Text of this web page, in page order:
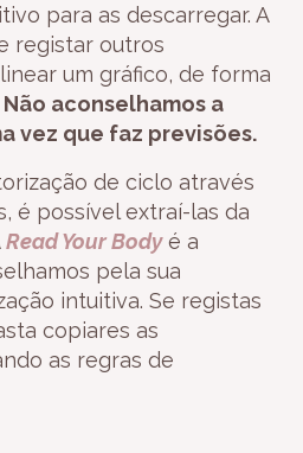
para as descarregar. A
registar outros
um gráfico, de forma
Não aconselhamos a
vez que faz previsões.
de ciclo através
é possível extraí-las da
Read Your Bodyé a
pela sua
intuitiva. Se registas
copiares as
as regras de